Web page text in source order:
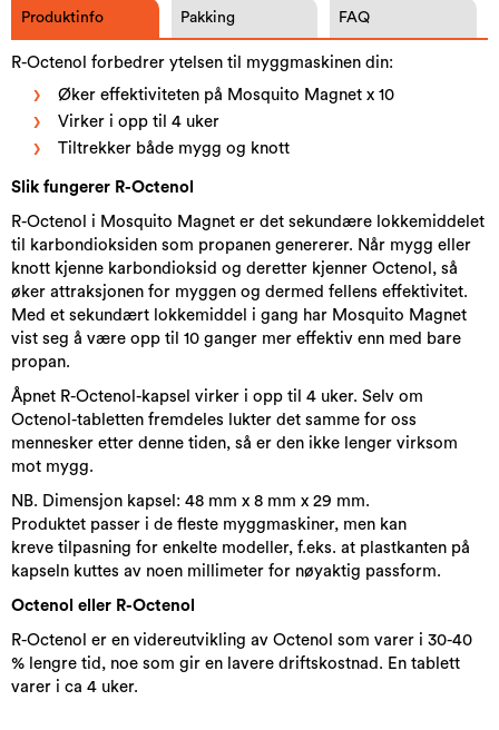
Produktinfo Pakking FAQ
R-Octenol forbedrer ytelsen til myggmaskinen din:
Øker effektiviteten på Mosquito Magnet x 10
Virker i opp til 4 uker
Tiltrekker både mygg og knott
Slik fungerer R-Octenol ​
R-Octenol i Mosquito Magnet er det sekundære lokkemiddelet
til karbondioksiden som propanen genererer. Når mygg eller
knott kjenne karbondioksid og deretter kjenner Octenol, så
øker attraksjonen for myggen og dermed fellens effektivitet.
Med et sekundært lokkemiddel i gang har Mosquito Magnet
vist seg å være opp til 10 ganger mer effektiv enn med bare
propan.
Åpnet R-Octenol-kapsel virker i opp til 4 uker. Selv om
Octenol-tabletten fremdeles lukter det samme for oss
mennesker etter denne tiden, så er den ikke lenger virksom
mot mygg.
NB. Dimensjon kapsel: 48 mm x 8 mm x 29 mm.
Produktet passer i de fleste myggmaskiner, men kan
kreve tilpasning for enkelte modeller, f.eks. at plastkanten på
kapseln kuttes av noen millimeter for nøyaktig passform.
Octenol eller R-Octenol
R-Octenol er en videreutvikling av Octenol som varer i 30-40
% lengre tid, noe som gir en lavere driftskostnad. En tablett
varer i ca 4 uker.